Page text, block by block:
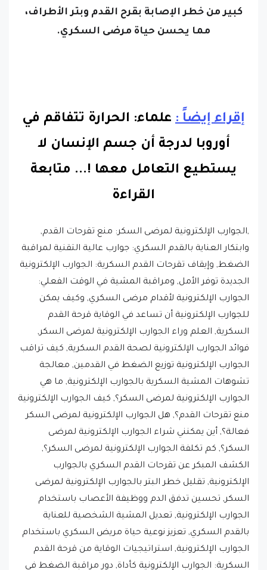
مما يحسن حياة مرضى السكري.
أوروبا لدرجة أن جسم الإنسان لا
يستطيع التعامل معها !.
متابعة
القراءة
وابتكار العناية بالقدم السكري: جوارب عالية التقنية لمراقبة
الضغط, وإيقاف تقرحات القدم السكرية: الجوارب الإلكترونية
الجديدة توفر الأمل, ومراقبة المشية في الوقت الفعلي:
الجوارب الإلكترونية لأقدام مرضى السكري, وكيف يمكن
للجوارب الإلكترونية أن تساعد في الوقاية قرحة القدم
السكرية, العلم وراء الجوارب الإلكترونية لمرضى السكر,
فوائد الجوارب الإلكترونية لصحة القدم السكرية, كيف تراقب
الجوارب الإلكترونية توزيع الضغط في القدمين, معالجة
تشوهات المشية السكرية بالجوارب الإلكترونية, ما هي
الجوارب الإلكترونية لمرضى السكر؟, كيف الجوارب الإلكترونية
منع تقرحات القدم؟, هل الجوارب الإلكترونية لمرضى السكر
فعالة؟, أين يمكنني شراء الجوارب الإلكترونية لمرضى
السكر؟, كم تكلفة الجوارب الإلكترونية لمرضى السكر؟,
الكشف المبكر عن تقرحات القدم السكري بالجوارب
الإلكترونية, تقليل خطر البتر بالجوارب الإلكترونية لمرضى
السكر, تحسين تدفق الدم ووظيفة الأعصاب باستخدام
الجوارب الإلكترونية, تعديل المشية الشخصية للعناية
بالقدم السكري, تعزيز نوعية حياة مريض السكري باستخدام
الجوارب الإلكترونية, استراتيجيات الوقاية من قرحة القدم
السكرية: الجوارب الإلكترونية كأداة, دور مراقبة الضغط في
القدم السكرية الرعاية, وأجهزة استشعار تخطيط القلب في